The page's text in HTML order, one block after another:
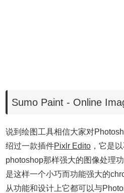
Sumo Paint - Online
说到绘图工具相信大家对
绍过一款插件Pixlr Edito ，它是
photoshop那样强大的图像处理
是这样一个小巧而功能强大的
从功能和设计上它都可以与